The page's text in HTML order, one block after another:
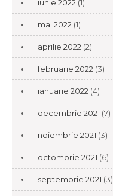
iunie 2022 (1)
mai 2022 (1)
aprilie 2022 (2)
februarie 2022 (3)
ianuarie 2022 (4)
decembrie 2021 (7)
noiembrie 2021 (3)
octombrie 2021 (6)
septembrie 2021 (3)